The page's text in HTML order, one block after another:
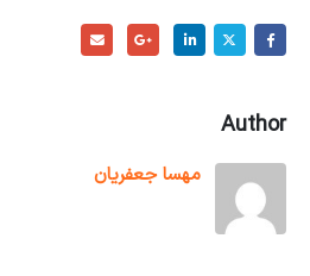
Author
مهسا جعفریان